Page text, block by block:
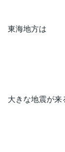
東海地方は
大きな地震が